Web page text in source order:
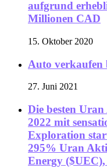
aufgrund
Millionen CAD
15. Oktober 2020
Auto verkaufen
27. Juni 2021
Die besten
2022 mit
Exploration
295% Uran
Energy